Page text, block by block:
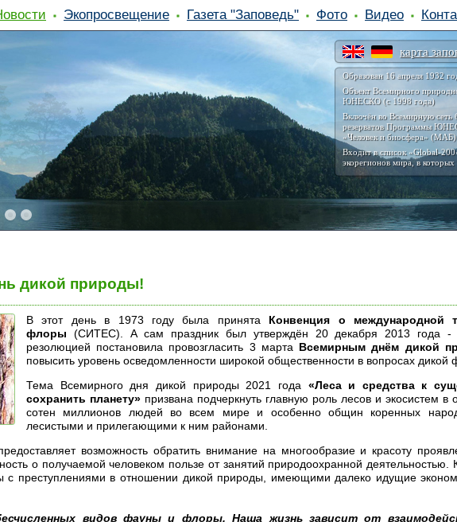
карта
Образован 16 апреля 1932
Объект Всемирного
ЮНЕСКО (с 1998 года)
Включён во Всемирную сеть
резерватов Программы
«Человек и биосфера»
Входит в список «Global-
экорегионов мира, в
Экопросвещение Газета "Заповедь" Фото Видео
дикой природы!
В этот день в 1973 году была принята Конвенция о
флоры (СИТЕС). А сам праздник был утверждён 20 декабря 2013 года -
резолюцией постановила провозгласить 3 марта Всемирным днём дикой
повысить уровень осведомленности широкой общественности в вопросах
Тема Всемирного дня дикой природы 2021 года «Леса и средства к
сохранить планету» призвана подчеркнуть главную роль лесов и экосистем
сотен миллионов людей во всем мире и особенно общин коренных
лесистыми и прилегающими к ним районами.
возможность обратить внимание на многообразие и красоту
о получаемой человеком пользе от занятий природоохранной
с преступлениями в отношении дикой природы, имеющими далеко идущие
видов фауны и флоры. Наша жизнь зависит от